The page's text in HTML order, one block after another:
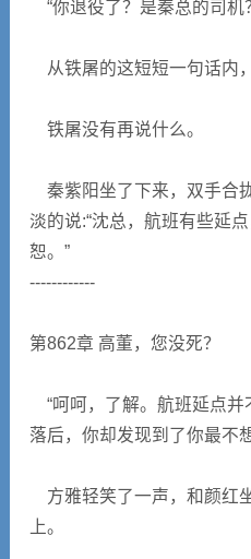
“你退役了？是秦总的司机
从铁屠的这短短一句话内
铁屠没有再说什么。
秦紫阳坐了下来，双手合
淡的说:“沈总，航班有些延
恕。”
------------
第862章 高董，您没死？
“呵呵，了解。航班延点并
落后，你却发现到了你最不
方雅轻笑了一声，和颜红
上。